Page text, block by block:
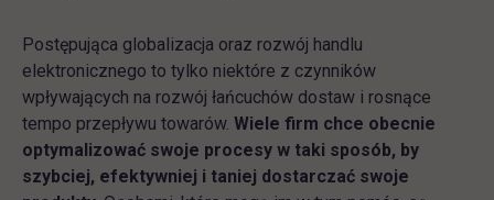
Postępująca globalizacja oraz rozwój handlu
elektronicznego to tylko niektóre z czynników
wpływających na rozwój łańcuchów dostaw i rosnące
tempo przepływu towarów. Wiele firm chce obecnie
optymalizować swoje procesy w taki sposób, by
szybciej, efektywniej i taniej dostarczać swoje